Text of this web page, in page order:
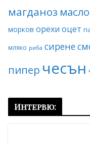
магданоз масло
морков орехи оцет
мляко риба сирене
пипер чесън
Интервю: